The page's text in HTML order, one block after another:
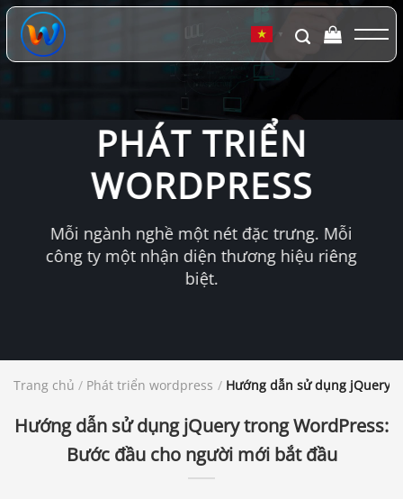
Chuyển
đến
dung
▼
PHÁT TRIỂN
WORDPRESS
Mỗi ngành nghề một nét đặc trưng. Mỗi
công ty một nhận diện thương hiệu riêng
biệt.
Trang chủ / Phát triển wordpress / Hướng dẫn sử dụng jQuery
Hướng dẫn sử dụng jQuery trong WordPress:
Bước đầu cho người mới bắt đầu